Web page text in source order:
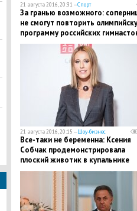
21 августа 2016, 20:31 —Спорт
За гранью возможного:
не смогут повторить
программу российских
"Назад в будущее" еще 50 лет
21 августа 2016, 20:15 —Шоу-бизнес
Все-таки не беременна: Ксения
Собчак продемонстрировала
плоский животик в купальнике